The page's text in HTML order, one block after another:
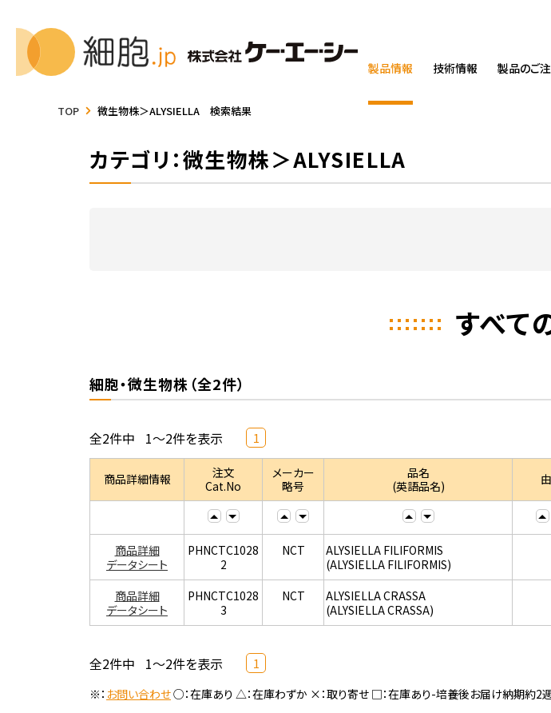
製品情報 技術情報 製品のご注
TOP 微生物株＞ALYSIELLA 検索結果
カテゴリ：微生物株＞ALYSIELLA
すべて
細胞・微生物株（全2件）
全2件中 1～2件を表示 1
商品詳細情報
注文
Cat.No
メーカー
略号
品名
(英語品名)
商品詳細
データシート
PHNCTC1028
2
NCT
ALYSIELLA FILIFORMIS
(ALYSIELLA FILIFORMIS)
商品詳細
データシート
PHNCTC1028
3
NCT
ALYSIELLA CRASSA
(ALYSIELLA CRASSA)
全2件中 1～2件を表示 1
※： お問い合わせ○：在庫あり △：在庫わずか ×：取り寄せ □：在庫あり-培養後お届け納期約2週